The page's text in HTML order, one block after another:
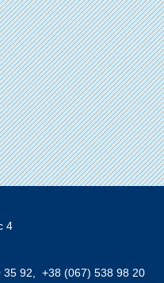
4
92, +38 (067) 538 98 20